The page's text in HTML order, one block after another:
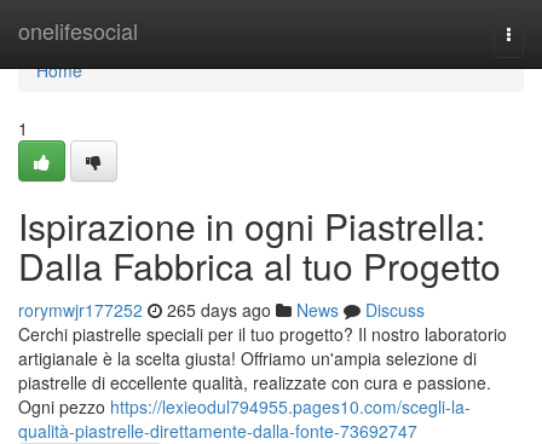
onelifesocial
Home
Home
1
Ispirazione in ogni Piastrella:
Dalla Fabbrica al tuo Progetto
rorymwjr177252 265 days ago News
Discuss
Cerchi piastrelle speciali per il tuo progetto? Il nostro laboratorio
artigianale è la scelta giusta! Offriamo un'ampia selezione di
piastrelle di eccellente qualità, realizzate con cura e passione.
Ogni pezzo https://lexieodul794955.pages10.com/scegli-la-
qualità-piastrelle-direttamente-dalla-fonte-73692747